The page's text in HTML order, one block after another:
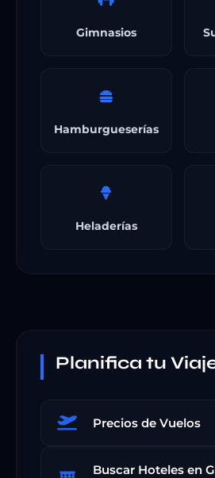
Gimnasios
Hamburgueserías
Heladerías
Planifica tu
Precios de Vuelos
Buscar Hoteles en